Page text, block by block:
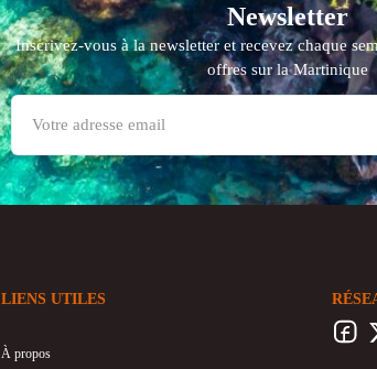
Newsletter
Inscrivez-vous à la newsletter et recevez chaque
offres sur la Martinique
LIENS UTILES
À propos